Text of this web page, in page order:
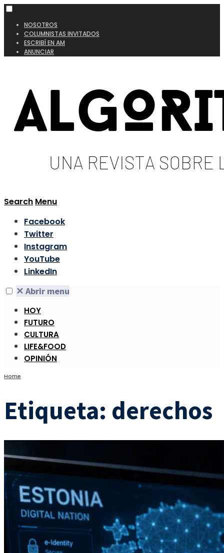
NOSOTROS
COLUMNISTAS INVITADOS
ESCRIBÍ EN AM
ANUNCIAR
Search Menu
Facebook
Twitter
Instagram
YouTube
LinkedIn
✕ Abrir menu
HOY
FUTURO
CULTURA
LIFE&FOOD
OPINIÓN
Home
Etiqueta: derechos